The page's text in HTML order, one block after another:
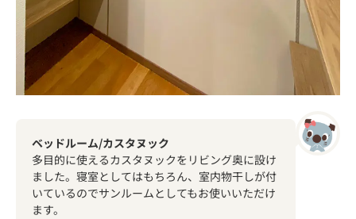
ベッドルーム/カスタヌック
多目的に使えるカスタヌックをリビング奥に設け
ました。寝室としてはもちろん、室内物干しが付
いているのでサンルームとしてもお使いいただけ
ます。